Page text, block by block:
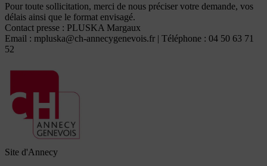
Pour toute sollicitation, merci de nous préciser votre demande, vos
délais ainsi que le format envisagé.
Contact presse : PLUSKA Margaux
Email : mpluska@ch-annecygenevois.fr | Téléphone : 04 50 63 71
52
Site d'Annecy